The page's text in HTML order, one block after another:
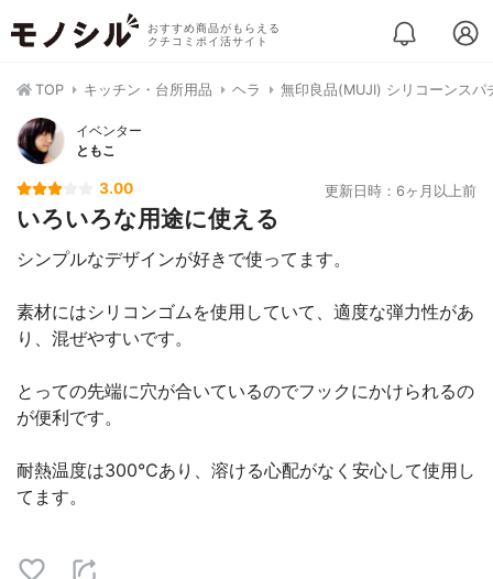
おすすめ商品がもらえる
クチコミポイ活サイト
TOP キッチン・台所用品 ヘラ 無印良品(MUJI) シリコーンスパ
イベンター
ともこ
3.00 更新日時：6ヶ月以上前
いろいろな用途に使える
シンプルなデザインが好きで使ってます。
素材にはシリコンゴムを使用していて、適度な弾力性があ
り、混ぜやすいです。
とっての先端に穴が合いているのでフックにかけられるの
が便利です。
耐熱温度は300℃あり、溶ける心配がなく安心して使用し
てます。